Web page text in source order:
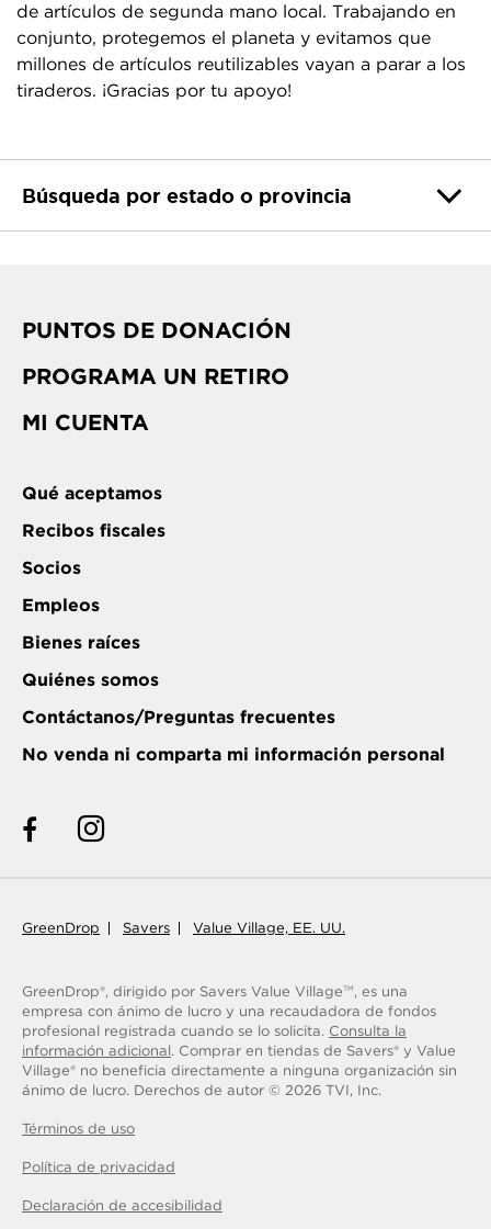
de artículos de segunda mano local. Trabajando en
conjunto, protegemos el planeta y evitamos que
millones de artículos reutilizables vayan a parar a los
tiraderos. ¡Gracias por tu apoyo!
Búsqueda por estado o provincia
PUNTOS DE DONACIÓN
PROGRAMA UN RETIRO
MI CUENTA
Qué aceptamos
Recibos fiscales
Socios
Empleos
Bienes raíces
Quiénes somos
Contáctanos/Preguntas frecuentes
No venda ni comparta mi información personal
GreenDrop Savers Value Village, EE. UU.
GreenDrop®, dirigido por Savers Value VillageTM , es una
empresa con ánimo de lucro y una recaudadora de fondos
profesional registrada cuando se lo solicita. Consulta la
información adicional. Comprar en tiendas de Savers® y Value
Village® no beneficia directamente a ninguna organización sin
ánimo de lucro. Derechos de autor © 2026 TVI, Inc.
Términos de uso
Política de privacidad
Declaración de accesibilidad